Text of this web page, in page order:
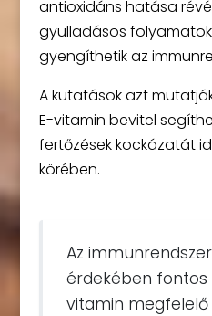
antioxidáns hatása
gyulladásos
gyengíthetik az
A kutatások azt
E-vitamin bevitel
fertőzések kockázatát
körében.
Az
érdekében fontos
vitamin